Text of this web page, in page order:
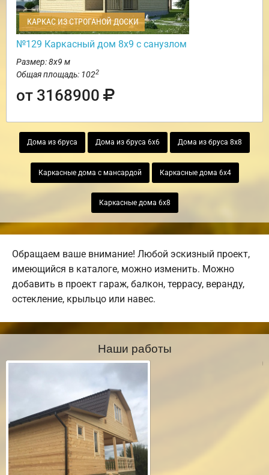
КАРКАС ИЗ СТРОГАНОЙ ДОСКИ
№129 Каркасный дом 8х9 с санузлом
Размер: 8х9 м
Общая площадь: 1022
от 3168900
Дома из бруса Дома из бруса 6х6 Дома из бруса 8х8
Каркасные дома с мансардой Каркасные дома 6х4
Каркасные дома 6х8
Обращаем ваше внимание! Любой эскизный проект,
имеющийся в каталоге, можно изменить. Можно
добавить в проект гараж, балкон, террасу, веранду,
остекление, крыльцо или навес.
Наши работы